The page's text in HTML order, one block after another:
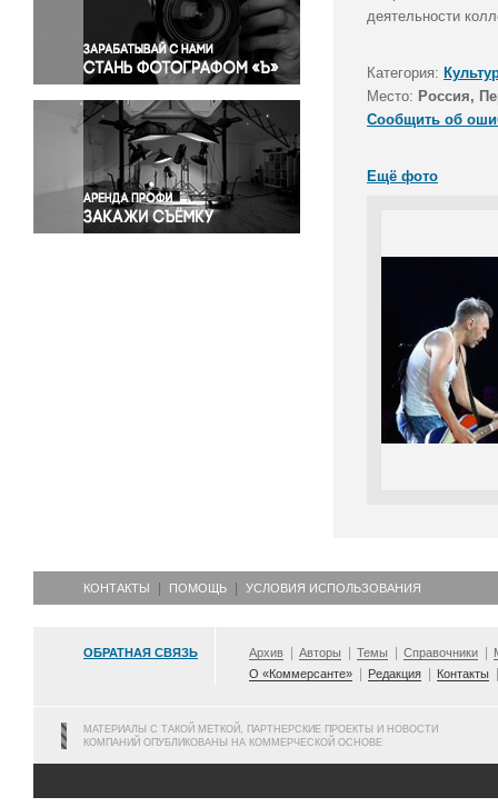
Правосудие
Происшествия и конфликты
Религия
Светская жизнь
Спорт
Экология
Экономика и бизнес
деятельности
Категория:
Место: Россия,
Сообщить об
Ещё фото
КОНТАКТЫ ПОМОЩЬ УСЛОВИЯ ИСПОЛЬЗОВАНИЯ
ОБРАТНАЯ СВЯЗЬ Архив Авторы Темы Справочники
О «Коммерсанте»
Редакция Контакты
МАТЕРИАЛЫ С ТАКОЙ МЕТКОЙ, ПАРТНЕРСКИЕ ПРОЕКТЫ И НОВОСТИ
КОМПАНИЙ ОПУБЛИКОВАНЫ НА КОММЕРЧЕСКОЙ ОСНОВЕ